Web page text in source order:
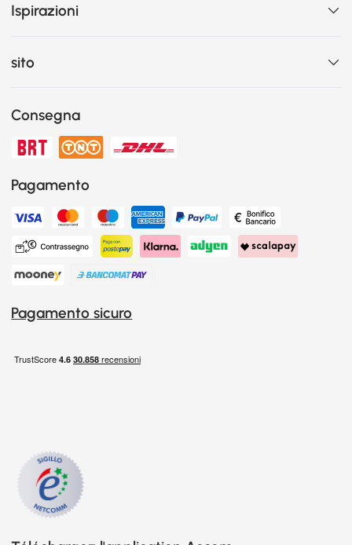
Ispirazioni
sito
Consegna
Pagamento
Pagamento sicuro